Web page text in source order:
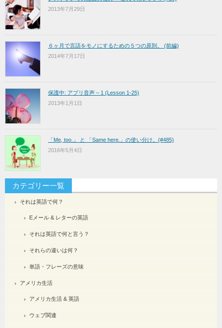
2013年7月29日
６ヶ月で言語をモノにするための５つの原則。 (前編)
2014年7月17日
保護中: アプリ音声 – 1 (Lesson 1-25)
2013年1月1日
「Me, too.」 と 「Same here.」の使い分け。(#485)
2016年5月4日
カテゴリー一覧
それは英語で何？
Eメール & レターの英語
それは英語で何と言う？
それらの違いは何？
単語・フレーズの意味
アメリカ生活
アメリカ生活 & 英語
ウェブ関連